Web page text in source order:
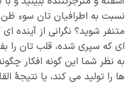
است؟
شیطان دشمن آشکار؛ چگونه
دهیم؟
تسلیم یا مبارزه؟ در برخورد
نسبت به اطرافیان تان سوء ظن
متنفر شوید؟ نگرانی از آینده
ای که سپری شده، قلب تان را
به نظر شما این گونه افکار
ها را تولید می کند، یا نتیجۀ